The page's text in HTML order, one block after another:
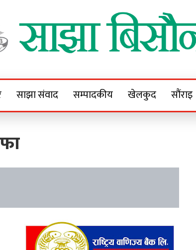
Bisaunee
साझा संवाद सम्पादकीय खेलकुद सौंराइ